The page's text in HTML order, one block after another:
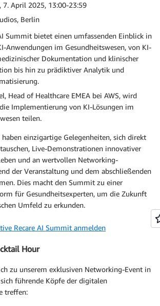
7. April 2025, 13:00-23:59
Berlin
Summit bietet einen umfassenden Einblick in
Anwendungen im Gesundheitswesen, von KI-
Dokumentation und klinischer
bis hin zu prädiktiver Analytik und
Head of Healthcare EMEA bei AWS, wird
Implementierung von KI-Lösungen im
teilen.
einzigartige Gelegenheiten, sich direkt
Live-Demonstrationen innovativer
und an wertvollen Networking-
der Veranstaltung und dem abschließenden
Dies macht den Summit zu einer
für Gesundheitsexperten, um die Zukunft
Umfeld zu erkunden.
Recare AI Summit anmelden
Hour
zu unserem exklusiven Networking-Event in
führende Köpfe der digitalen
treffen: